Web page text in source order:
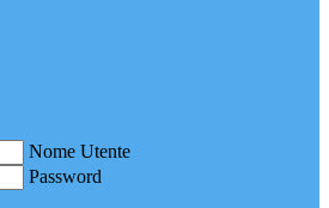
Nome Utente
Password